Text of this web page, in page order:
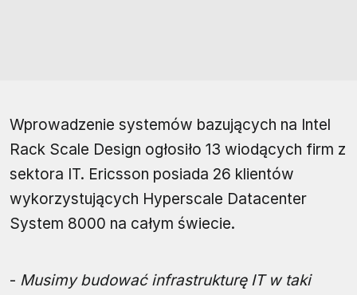
Wprowadzenie systemów bazujących na Intel
Rack Scale Design ogłosiło 13 wiodących firm z
sektora IT. Ericsson posiada 26 klientów
wykorzystujących Hyperscale Datacenter
System 8000 na całym świecie.
- Musimy budować infrastrukturę IT w taki